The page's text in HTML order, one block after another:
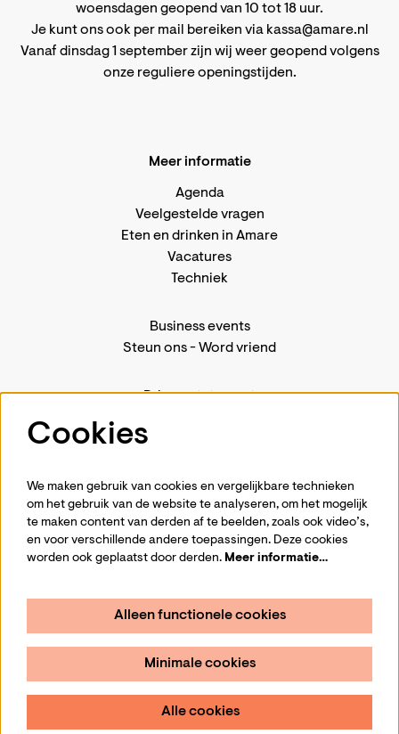
woensdagen geopend van 10 tot 18 uur.
Je kunt ons ook per mail bereiken via kassa@amare.nl
Vanaf dinsdag 1 september zijn wij weer geopend volgens
onze reguliere openingstijden.
Meer informatie
Agenda
Veelgestelde vragen
Eten en drinken in Amare
Vacatures
Techniek
Business events
Steun ons-Word vriend
Privacystatement
Volg ons
Aanmelden
Cookies
We maken gebruik van cookies en vergelijkbare technieken
om het gebruik van de website te analyseren, om het mogelijk
te maken content van derden af te beelden, zoals ook video’s,
en voor verschillende andere toepassingen. Deze cookies
worden ook geplaatst door derden. Meer informatie…
Alleen functionele cookies
Minimale cookies
Alle cookies